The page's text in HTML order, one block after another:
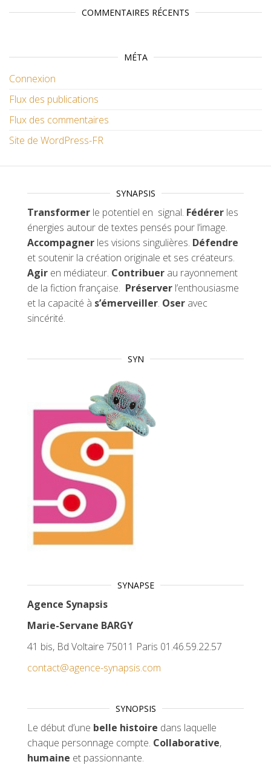
COMMENTAIRES RÉCENTS
MÉTA
Connexion
Flux des publications
Flux des commentaires
Site de WordPress-FR
SYNAPSIS
Transformer le potentiel en signal. Fédérer les
énergies autour de textes pensés pour l’image.
Accompagner les visions singulières. Défendre
et soutenir la création originale et ses créateurs.
Agir en médiateur. Contribuer au rayonnement
de la fiction française. Préserver l’enthousiasme
et la capacité à s’émerveiller. Oser avec
sincérité.
SYN
SYNAPSE
Agence Synapsis
Marie-Servane BARGY
41 bis, Bd Voltaire 75011 Paris 01.46.59.22.57
contact@agence-synapsis.com
SYNOPSIS
Le début d’une belle histoire dans laquelle
chaque personnage compte. Collaborative,
humaine et passionnante.